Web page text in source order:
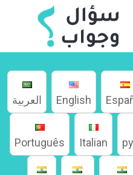
العربية English
Português Italian